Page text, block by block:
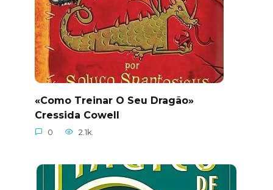
«Como Treinar O Seu Dragão»
Cressida Cowell
0 2.1k.